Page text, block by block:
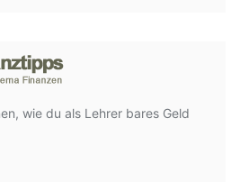
wie du als Lehrer bares Geld